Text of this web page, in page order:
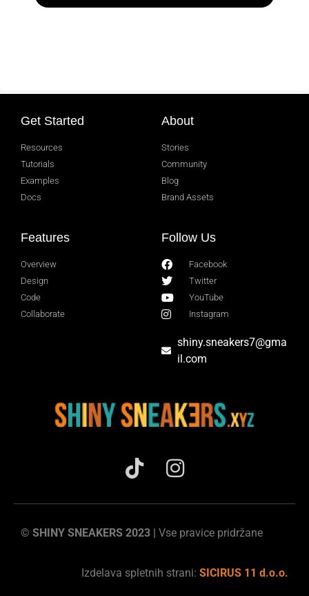
Get Started
Resources
Tutorials
Examples
Docs
About
Stories
Community
Blog
Brand Assets
Features
Overview
Design
Code
Collaborate
Follow Us
Facebook
Twitter
YouTube
Instagram
shiny.sneakers7@gma
il.com
© SHINY SNEAKERS 2023 | Vse pravice pridržane
Izdelava spletnih strani: SICIRUS 11 d.o.o.